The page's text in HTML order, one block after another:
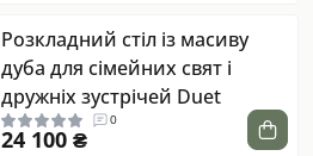
Розкладний стіл із масиву
дуба для сімейних свят і
дружніх зустрічей Duet
0
24 100 ₴